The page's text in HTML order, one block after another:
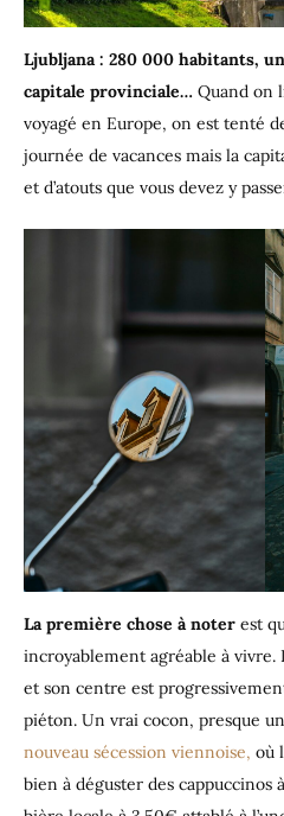
Ljubljana : 280 000 habitants,
capitale provinciale… Quand on
voyagé en Europe, on est tenté
journée de vacances mais la
et d’atouts que vous devez y
La première chose à noter est
incroyablement agréable à vivre.
et son centre est
piéton. Un vrai cocon, presque
nouveau sécession viennoise, où
bien à déguster des cappuccinos